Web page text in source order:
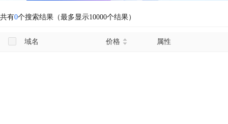
共有0个搜索结果（最多显示10000个结果）
域名 价格 属性